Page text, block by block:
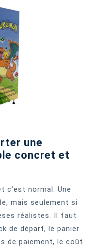
une
concret et
c’est normal. Une
mais seulement si
réalistes. Il faut
de départ, le panier
de paiement, le coût